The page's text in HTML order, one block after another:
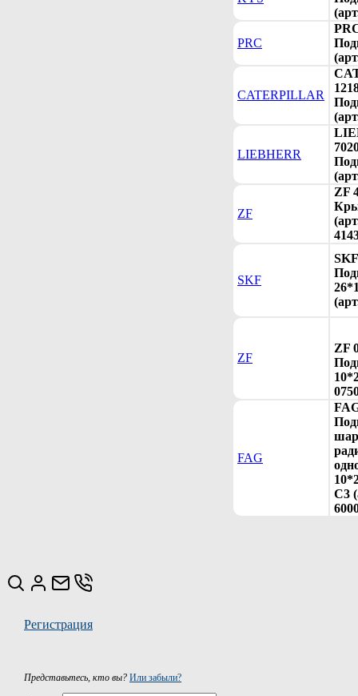
PRC
CATERPILLAR
LIEBHERR
ZF
ZF
SKF
ZF
ZF
FAG
C3
Регистрация
Представьтесь, кто вы? Или забыли?